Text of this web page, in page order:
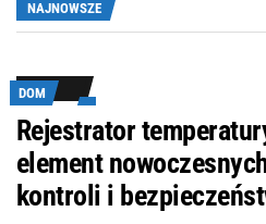
NAJNOWSZE
DOM
Rejestrator
element
kontroli i